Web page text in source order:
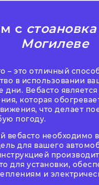
с
Могилеве
– это отличный
в использовании
дни. Вебасто
которая
что делает
погоду.
вебасто необходимо
для вашего
для установки,
и